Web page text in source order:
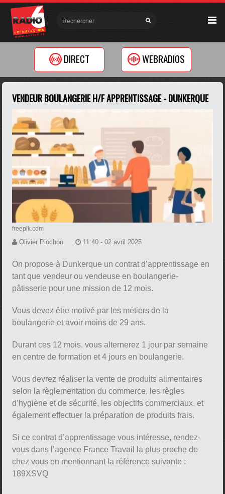
DIRECT WEBRADIOS
VENDEUR BOULANGERIE H/F APPRENTISSAGE - DUNKERQUE
freepik.com
Olivier Piochon 11:40 - 02 avril 2025
On propose à Dunkerque un contrat d’apprentissage en
tant que vendeur ou vendeuse en boulangerie-
pâtisserie pour une mission de 12 mois.
Vous devez être motivé par les métiers de la
boulangerie et avoir moins de 29 ans.
Durant ces 12 mois, vous alternerez 1 jour par semaine
en centre de formation et 4 jours en boulangerie.
Vous devrez réaliser la vente de produits alimentaires
selon la règlementation du commerce, les règles
d’hygiène et de sécurité, les objectifs commerciaux, et
également effectuer la préparation de produits frais.
Si ce contrat d’apprentissage vous intéresse, rendez-
vous dans l’agence France Travail la plus proche de
chez vous en mentionnant la référence suivante :
189XSVQ